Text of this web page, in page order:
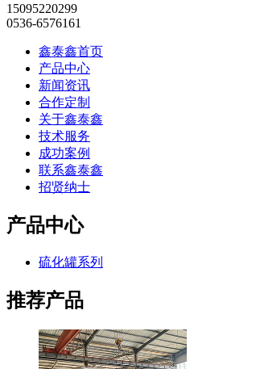
15095220299
0536-6576161
鑫泰鑫首页
产品中心
新闻资讯
合作定制
关于鑫泰鑫
技术服务
成功案例
联系鑫泰鑫
招贤纳士
产品中心
硫化罐系列
推荐产品